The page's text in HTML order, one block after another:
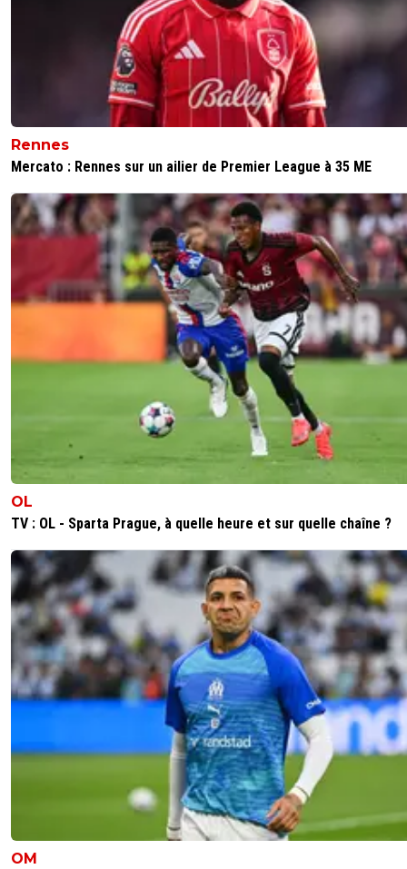
Rennes
Mercato : Rennes sur un ailier de Premier League à 35 ME
OL
TV : OL - Sparta Prague, à quelle heure et sur quelle chaîne ?
OM